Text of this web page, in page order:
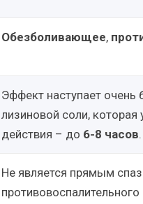
Обезболивающее,
Эффект наступает
лизиновой соли,
действия – до 6-8 часов.
Не является прямым